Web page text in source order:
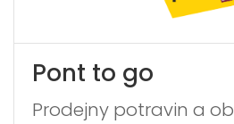
Pont to go
Prodejny potravin a